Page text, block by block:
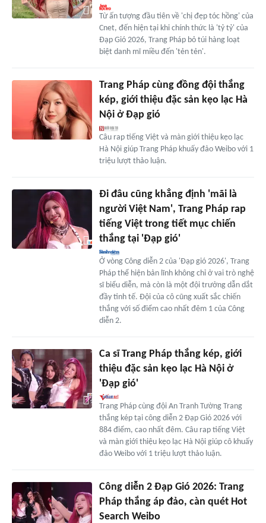
Từ ấn tượng đầu tiên về 'chị đẹp tóc hồng' của
Cnet, đến hiện tại khi chính thức là 'tỷ tỷ' của
Đạp Gió 2026, Trang Pháp bỏ túi hàng loạt
biệt danh mĩ miều đến 'tẻn tẻn'.
Trang Pháp cùng đồng đội thắng
kép, giới thiệu đặc sản kẹo lạc Hà
Nội ở Đạp gió
Câu rap tiếng Việt và màn giới thiệu kẹo lạc
Hà Nội giúp Trang Pháp khuấy đảo Weibo với 1
triệu lượt thảo luận.
Đi đâu cũng khẳng định 'mãi là
người Việt Nam', Trang Pháp rap
tiếng Việt trong tiết mục chiến
thắng tại 'Đạp gió'
Ở vòng Công diễn 2 của 'Đạp gió 2026', Trang
Pháp thể hiện bản lĩnh không chỉ ở vai trò nghệ
sĩ biểu diễn, mà còn là một đội trưởng dẫn dắt
đầy tinh tế. Đội của cô cũng xuất sắc chiến
thắng với số điểm cao nhất đêm 1 của Công
diễn 2.
Ca sĩ Trang Pháp thắng kép, giới
thiệu đặc sản kẹo lạc Hà Nội ở
'Đạp gió'
Trang Pháp cùng đội An Tranh Tường Trang
thắng kép tại công diễn 2 Đạp Gió 2026 với
884 điểm, cao nhất đêm. Câu rap tiếng Việt
và màn giới thiệu kẹo lạc Hà Nội giúp cô khuấy
đảo Weibo với 1 triệu lượt thảo luận.
Công diễn 2 Đạp Gió 2026: Trang
Pháp thắng áp đảo, càn quét Hot
Search Weibo